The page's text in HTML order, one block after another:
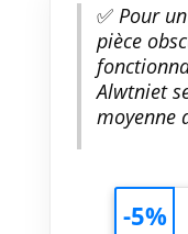
✅Pour un
pièce
Alwtniet
moyenne
-5%